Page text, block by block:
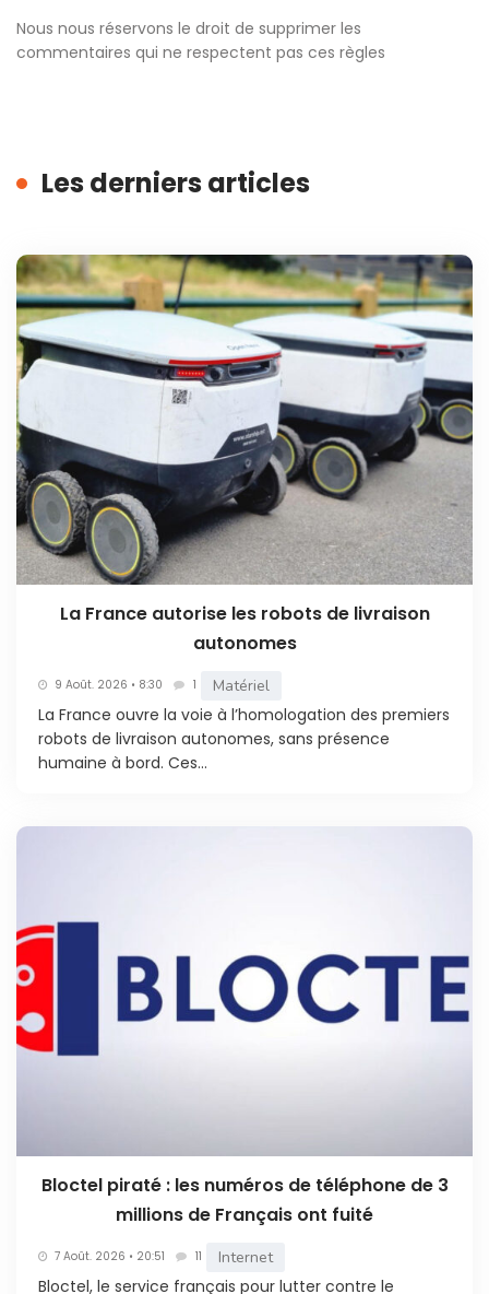
Nous nous réservons le droit de supprimer les
commentaires qui ne respectent pas ces règles
Les derniers articles
La France autorise les robots de livraison
autonomes
9 Août. 2026 • 8:30 1 Matériel
La France ouvre la voie à l’homologation des premiers
robots de livraison autonomes, sans présence
humaine à bord. Ces...
Bloctel piraté : les numéros de téléphone de 3
millions de Français ont fuité
7 Août. 2026 • 20:51 11 Internet
Bloctel, le service français pour lutter contre le